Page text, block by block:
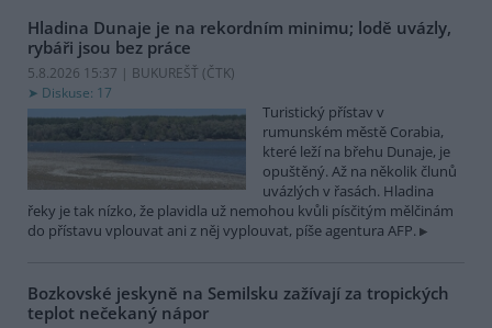
Hladina Dunaje je na rekordním minimu; lodě uvázly,
rybáři jsou bez práce
5.8.2026 15:37 | BUKUREŠŤ (ČTK)
Diskuse: 17
Turistický přístav v
rumunském městě Corabia,
které leží na břehu Dunaje, je
opuštěný. Až na několik člunů
uvázlých v řasách. Hladina
řeky je tak nízko, že plavidla už nemohou kvůli písčitým mělčinám
do přístavu vplouvat ani z něj vyplouvat, píše agentura AFP.
Bozkovské jeskyně na Semilsku zažívají za tropických
teplot nečekaný nápor